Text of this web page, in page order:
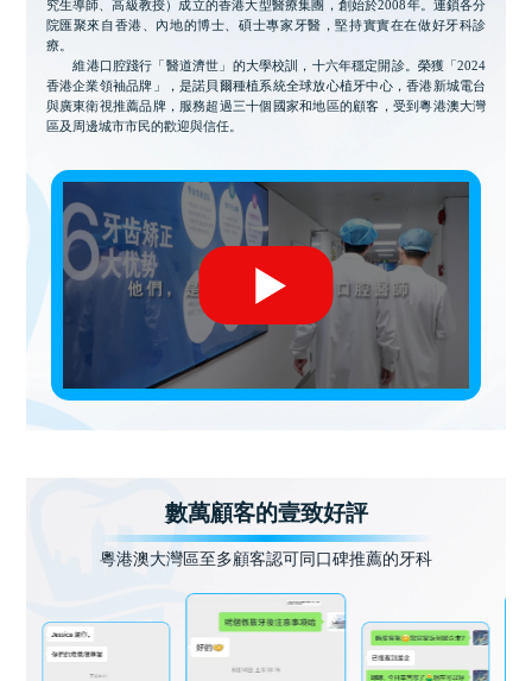
究生導師、高級教授）成立的香港大型醫療集團，創始於2008年。連鎖各分
院匯聚來自香港、內地的博士、碩士專家牙醫，堅持實實在在做好牙科診
療。
維港口腔踐行「醫道濟世」的大學校訓，十六年穩定開診。榮獲「2024
香港企業領袖品牌」，是諾貝爾種植系統全球放心植牙中心，香港新城電台
與廣東衛視推薦品牌，服務超過三十個國家和地區的顧客，受到粵港澳大灣
區及周邊城市市民的歡迎與信任。
數萬顧客的壹致好評
粵港澳大灣區至多顧客認可同口碑推薦的牙科